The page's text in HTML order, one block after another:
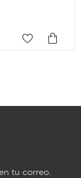
tu correo.